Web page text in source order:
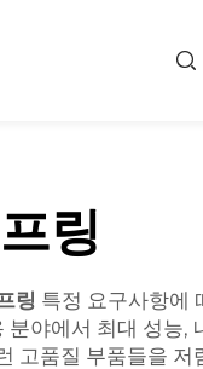
링
링 특정 요구사항에
야에서 최대 성능,
고품질 부품들을 저